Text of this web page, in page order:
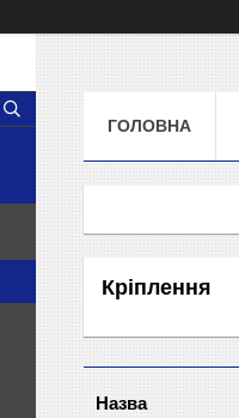
ГОЛОВНА
Кріплення